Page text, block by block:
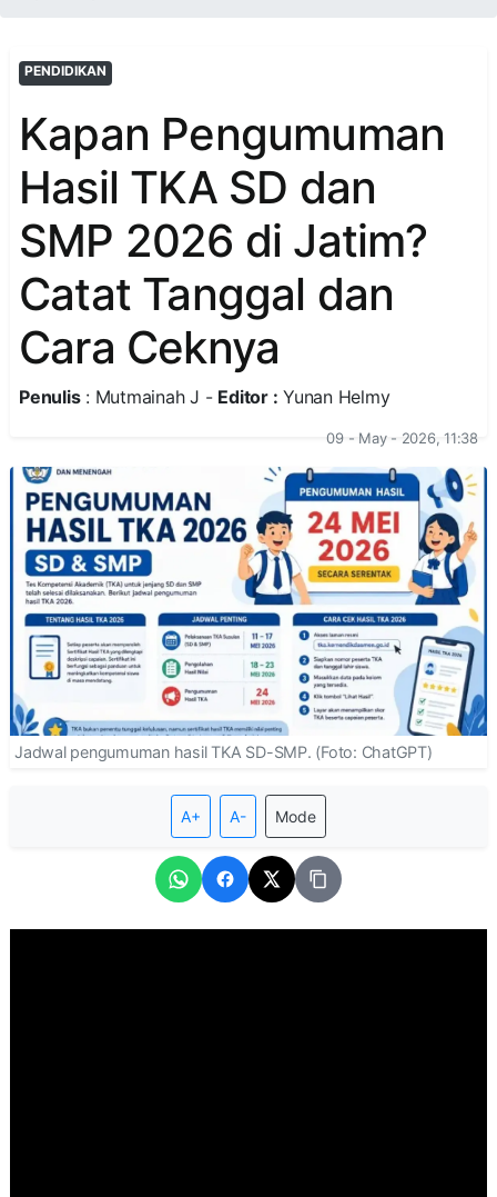
PENDIDIKAN
Kapan Pengumuman
Hasil TKA SD dan
SMP 2026 di Jatim?
Catat Tanggal dan
Cara Ceknya
Penulis: Mutmainah J - Editor : Yunan Helmy
09 - May - 2026, 11:38
Jadwal pengumuman hasil TKA SD-SMP. (Foto: ChatGPT)
A+ A- Mode